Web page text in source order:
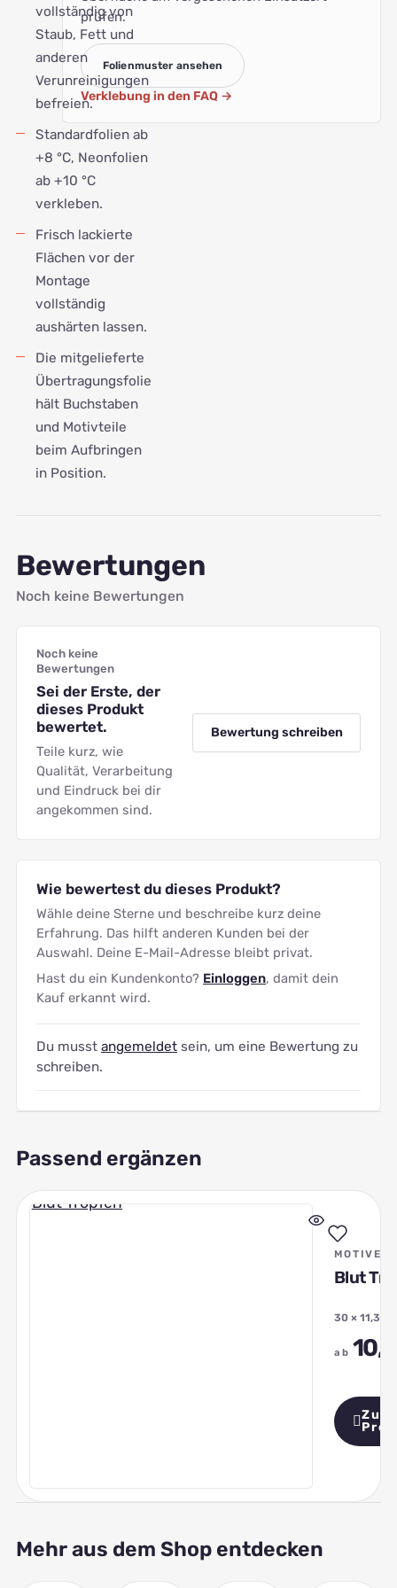
vollständig von
Staub, Fett und
anderen
Verunreinigungen
befreien.
Standardfolien ab
+8 °C, Neonfolien
ab +10 °C
verkleben.
Frisch lackierte
Flächen vor der
Montage
vollständig
aushärten lassen.
Die mitgelieferte
Übertragungsfolie
hält Buchstaben
und Motivteile
beim Aufbringen
in Position.
prüfen.
Folienmuster ansehen
Verklebung in den FAQ →
Bewertungen
Noch keine Bewertungen
Noch keine
Bewertungen
Sei der Erste, der
dieses Produkt
bewertet.
Teile kurz, wie
Qualität, Verarbeitung
und Eindruck bei dir
angekommen sind.
Bewertung schreiben
Wie bewertest du dieses Produkt?
Wähle deine Sterne und beschreibe kurz deine
Erfahrung. Das hilft anderen Kunden bei der
Auswahl. Deine E-Mail-Adresse bleibt privat.
Hast du ein Kundenkonto? Einloggen, damit dein
Kauf erkannt wird.
Du musst angemeldet sein, um eine Bewertung zu
schreiben.
Passend ergänzen
Schnellansicht
MOTIVE
Blut
30 × 11,3
ab
Zum
Mehr aus dem Shop entdecken